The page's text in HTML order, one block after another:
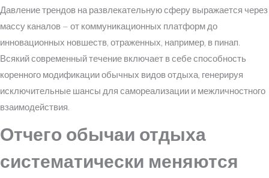
Давление трендов на развлекательную сферу выражается через
массу каналов – от коммуникационных платформ до
инновационных новшеств, отраженных, например, в пинап.
Всякий современный течение включает в себе способность
коренного модификации обычных видов отдыха, генерируя
исключительные шансы для самореализации и межличностного
взаимодействия.
Отчего обычаи отдыха
систематически меняются